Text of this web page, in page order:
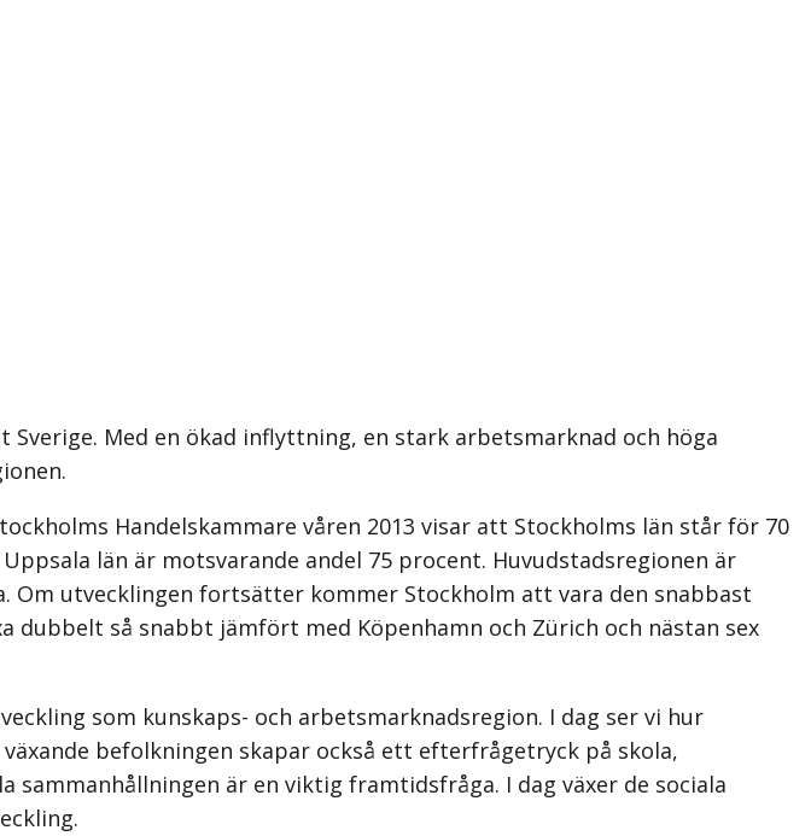
Med en ökad inflyttning, en stark arbetsmarknad och höga
Handelskammare våren 2013 visar att Stockholms län står för 70
län är motsvarande andel 75 procent. Huvudstadsregionen är
utvecklingen fortsätter kommer Stockholm att vara den snabbast
dubbelt så snabbt jämfört med Köpenhamn och Zürich och nästan sex
som kunskaps- och arbetsmarknadsregion. I dag ser vi hur
befolkningen skapar också ett efterfrågetryck på skola,
sammanhållningen är en viktig framtidsfråga. I dag växer de sociala